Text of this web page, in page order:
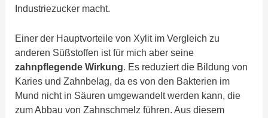
Industriezucker macht.
Einer der Hauptvorteile von Xylit im Vergleich zu
anderen Süßstoffen ist für mich aber seine
zahnpflegende Wirkung. Es reduziert die Bildung von
Karies und Zahnbelag, da es von den Bakterien im
Mund nicht in Säuren umgewandelt werden kann, die
zum Abbau von Zahnschmelz führen. Aus diesem